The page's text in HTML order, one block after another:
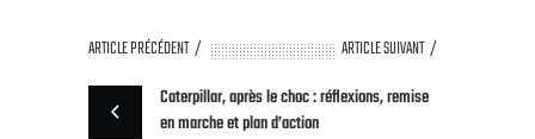
ARTICLE PRÉCÉDENT
ARTICLE SUIVANT
Caterpillar, après le choc : réflexions, remise
en marche et plan d’action